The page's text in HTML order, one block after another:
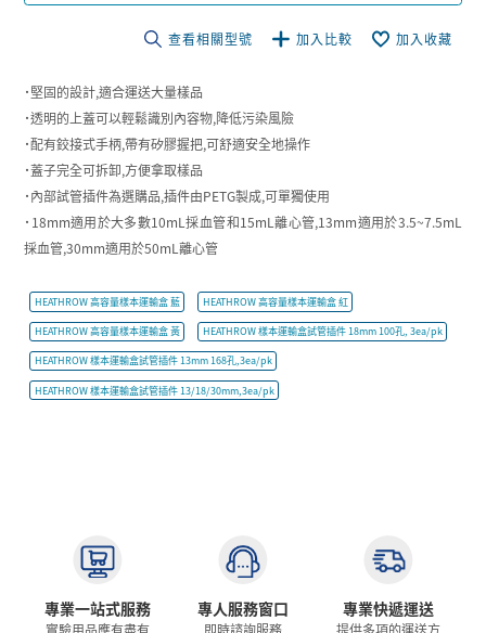
查看相關型號 加入比較 加入收藏
˙堅固的設計,適合運送大量樣品
˙透明的上蓋可以輕鬆識別內容物,降低污染風險
˙配有鉸接式手柄,帶有矽膠握把,可舒適安全地操作
˙蓋子完全可拆卸,方便拿取樣品
˙內部試管插件為選購品,插件由PETG製成,可單獨使用
˙18mm適用於大多數10mL採血管和15mL離心管,13mm適用於3.5~7.5mL
採血管,30mm適用於50mL離心管
HEATHROW 高容量樣本運輸盒 藍 HEATHROW 高容量樣本運輸盒 紅
HEATHROW 高容量樣本運輸盒 黃 HEATHROW 樣本運輸盒試管插件 18mm 100孔, 3ea/pk
HEATHROW 樣本運輸盒試管插件 13mm 168孔,3ea/pk
HEATHROW 樣本運輸盒試管插件 13/18/30mm,3ea/pk
專業一站式服務 專人服務窗口 專業快遞運送